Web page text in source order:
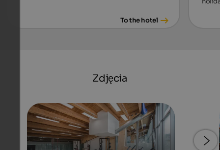
To the hotel
Zdjęcia